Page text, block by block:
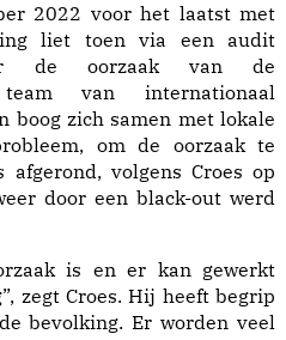
2022 voor het laatst met
liet toen via een audit
de oorzaak van de
van internationaal
boog zich samen met lokale
om de oorzaak te
volgens Croes op
door een black-out werd
is en er kan gewerkt
zegt Croes. Hij heeft begrip
bevolking. Er worden veel